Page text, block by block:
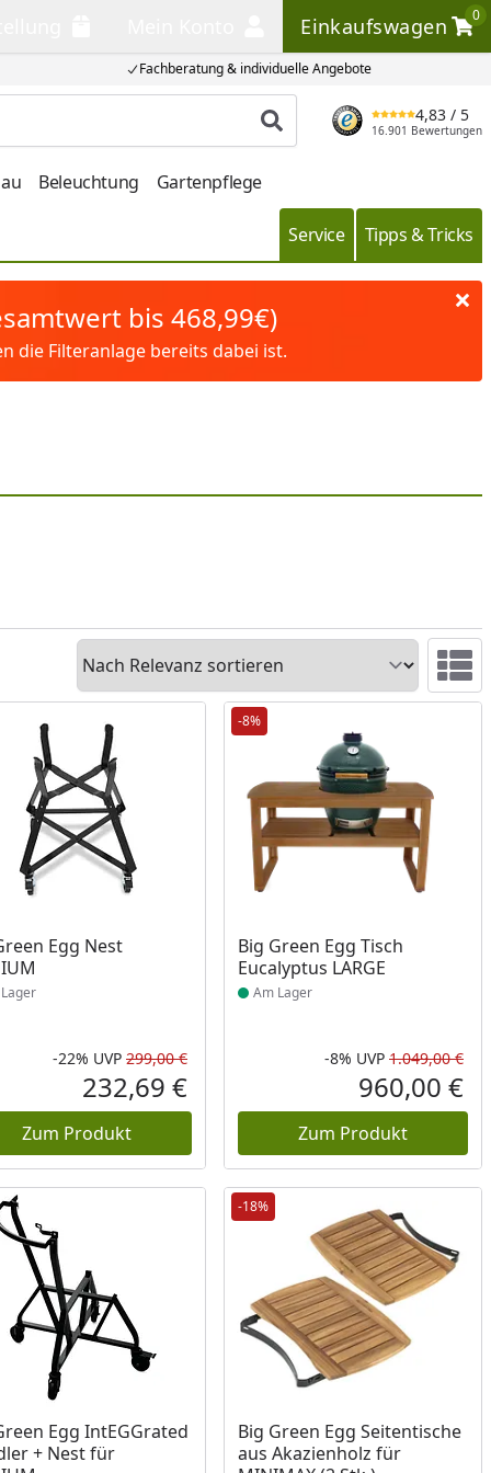
Fachberatung & individuelle Angebote
Einkaufswagen
0
Einkaufswagen
Produkt suchen
4,83 / 5
16.901 Bewertungen
Beleuchtung Gartenpflege
Service Tipps & Tricks
bis 468,99€)
die Filteranlage bereits dabei ist.
Sortieren
Egg Nest
am Lager
Rabatt in Prozent
-22%
Ursprünglicher Preis
UVP 299,00 €
Aktueller Preis
232,69 €
Zum Produkt
-8%
Big Green Egg Tisch
Eucalyptus LARGE
Produkt am Lager
Am Lager
-8% UVP 1.049,00 €
960,00 €
Zum Produkt
Egg IntEGGrated
+ Nest für
am Lager
-18%
Big Green Egg Seitentische
aus Akazienholz für
Produkt am Lager